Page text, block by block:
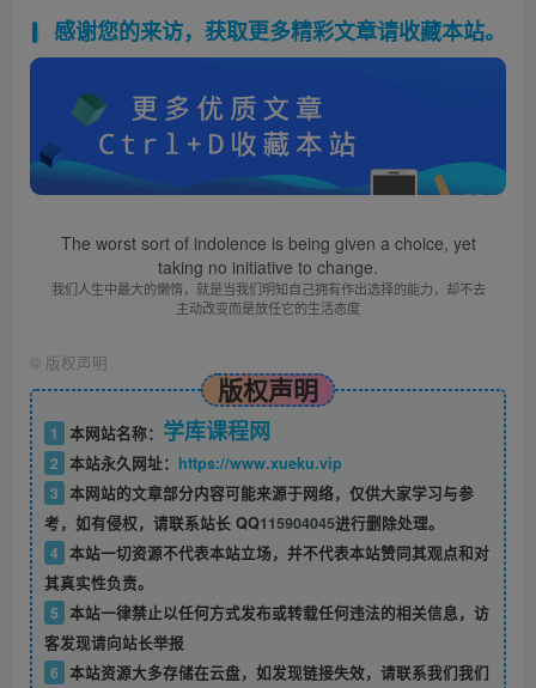
感谢您的来访，获取更多精彩文章请收藏本站。
The worst sort of indolence is being given a choice, yet
taking no initiative to change.
我们人生中最大的懒惰，就是当我们明知自己拥有作出选择的能力，却不去
主动改变而是放任它的生活态度
© 版权声明
版权声明
1 本网站名称： 学库课程网
2 本站永久网址： https://www.xueku.vip
3 本网站的文章部分内容可能来源于网络，仅供大家学习与参
考，如有侵权，请联系站长 QQ115904045进行删除处理。
4 本站一切资源不代表本站立场，并不代表本站赞同其观点和对
其真实性负责。
5 本站一律禁止以任何方式发布或转载任何违法的相关信息，访
客发现请向站长举报
6 本站资源大多存储在云盘，如发现链接失效，请联系我们我们